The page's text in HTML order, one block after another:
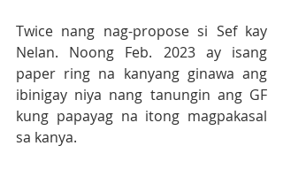
Twice nang nag-propose si Sef kay
Nelan. Noong Feb. 2023 ay isang
paper ring na kanyang ginawa ang
ibinigay niya nang tanungin ang GF
kung papayag na itong magpakasal
sa kanya.